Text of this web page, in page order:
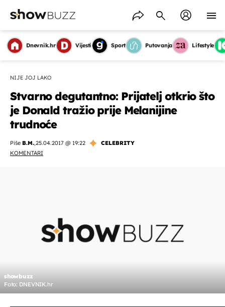
Dnevnik.hr Vijesti Sport Putovanja Lifestyle
NIJE JOJ LAKO
Stvarno degutantno: Prijatelj otkrio što
je Donald tražio prije Melanijine
trudnoće
Piše B.M.,25.04.2017 @ 19:22
CELEBRITY
KOMENTARI
showbuzz
Foto: DNEVNIK.hr